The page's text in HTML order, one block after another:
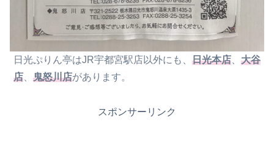
日光ぷりん亭はJR宇都宮駅店以外にも、 日光本店
大谷
店
鬼怒川店があります。
スポンサーリンク